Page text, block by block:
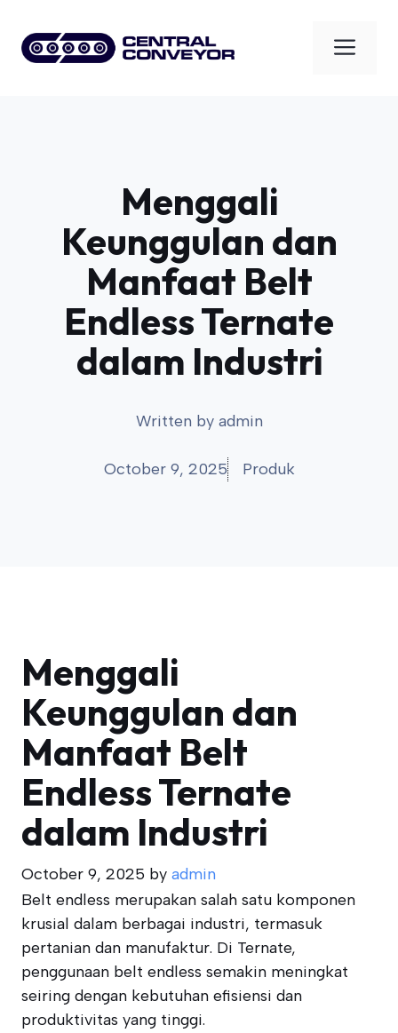
content
Menggali
Keunggulan dan
Manfaat Belt
Endless Ternate
dalam Industri
Written by admin
October 9, 2025 Produk
Menggali
Keunggulan dan
Manfaat Belt
Endless Ternate
dalam Industri
October 9, 2025 by admin
Belt endless merupakan salah satu komponen
krusial dalam berbagai industri, termasuk
pertanian dan manufaktur. Di Ternate,
penggunaan belt endless semakin meningkat
seiring dengan kebutuhan efisiensi dan
produktivitas yang tinggi.